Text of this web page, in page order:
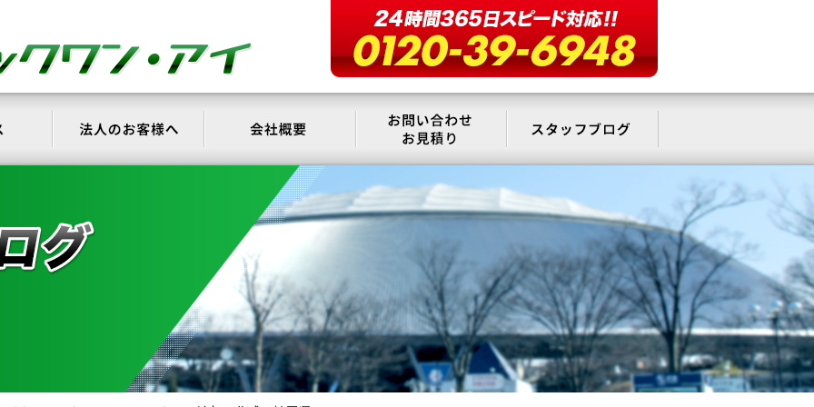
サービス 法人のお客様へ 会社概要 お問い合わせ・お見積もりスタッフブログ